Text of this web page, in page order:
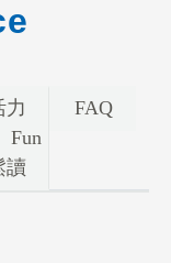
力
Fun
讀
FAQ